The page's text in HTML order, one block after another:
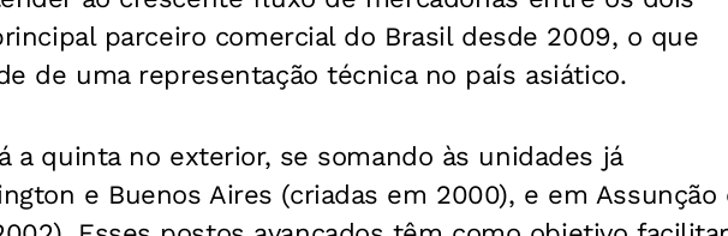
parceiro comercial do Brasil desde 2009, o que
de uma representação técnica no país asiático.
a quinta no exterior, se somando às unidades já
e Buenos Aires (criadas em 2000), e em Assunção